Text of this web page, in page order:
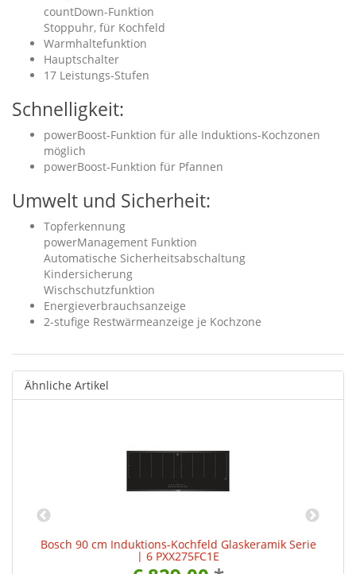
countDown-Funktion
Stoppuhr, für Kochfeld
Warmhaltefunktion
Hauptschalter
17 Leistungs-Stufen
Schnelligkeit:
powerBoost-Funktion für alle Induktions-Kochzonen
möglich
powerBoost-Funktion für Pfannen
Umwelt und Sicherheit:
Topferkennung
powerManagement Funktion
Automatische Sicherheitsabschaltung
Kindersicherung
Wischschutzfunktion
Energieverbrauchsanzeige
2-stufige Restwärmeanzeige je Kochzone
Ähnliche Artikel
Bosch 90 cm Induktions-Kochfeld Glaskeramik Serie
| 6 PXX275FC1E